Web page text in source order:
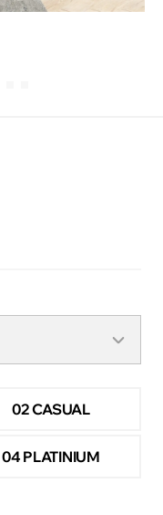
02 CASUAL
04 PLATINIUM